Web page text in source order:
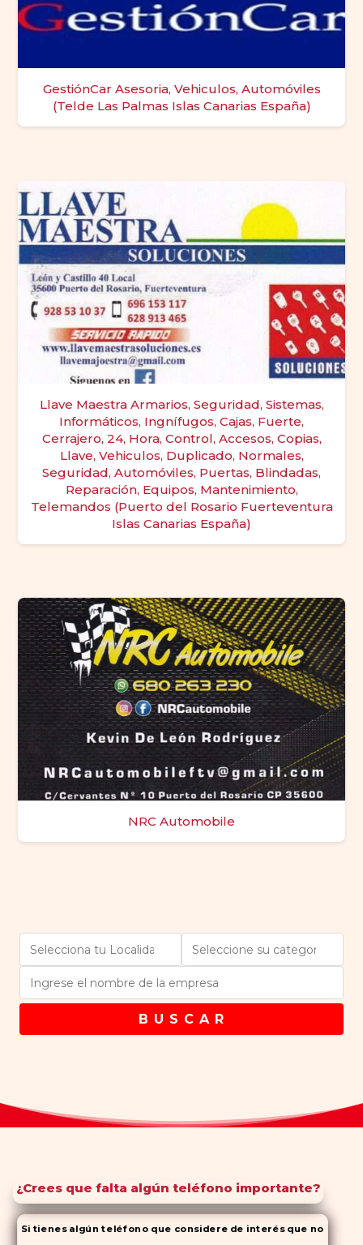
GestiónCar Asesoria, Vehiculos, Automóviles
(Telde Las Palmas Islas Canarias España)
Llave Maestra Armarios, Seguridad, Sistemas,
Informáticos, Ingnífugos, Cajas, Fuerte,
Cerrajero, 24, Hora, Control, Accesos, Copias,
Llave, Vehiculos, Duplicado, Normales,
Seguridad, Automóviles, Puertas, Blindadas,
Reparación, Equipos, Mantenimiento,
Telemandos (Puerto del Rosario Fuerteventura
Islas Canarias España)
NRC Automobile
B U S C A R
¿Crees que falta algún teléfono importante?
Si tienes algún teléfono que considere de interés que no